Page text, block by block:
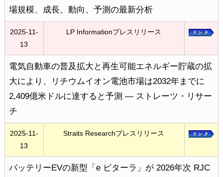
場規模、成長、動向、予測の最新分析
2025-11-
13
LP Informationプレスリリース
電気自動車の普及拡大と再生可能エネルギー貯蔵の拡
大により、リチウムイオン電池市場は2032年までに
2,409億米ドルに達すると予測 ― ストレーツ・リサー
チ
2025-11-
13
Straits Researchプレスリリース
バッテリーEVの新型「e ビターラ」が 2026年次 RJC